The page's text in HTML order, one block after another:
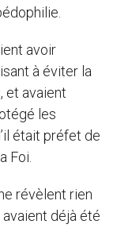
avoir
à éviter la
et avaient
les
était préfet de
Foi.
révèlent rien
déjà été